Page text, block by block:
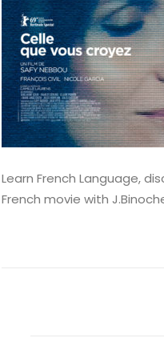
Learn French Language,
French movie with